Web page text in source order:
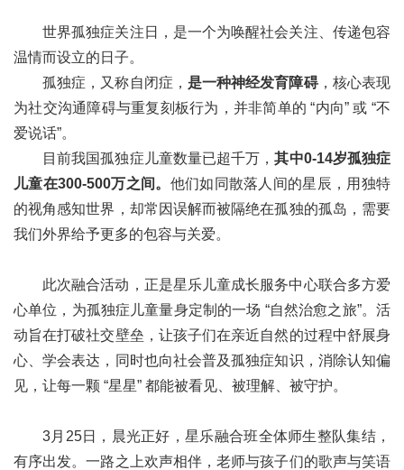
世界孤独症关注日，是一个为唤醒社会关注、传递包容
温情而设立的日子。
孤独症，又称自闭症， 是一种神经发育障碍，核心表现
为社交沟通障碍与重复刻板行为，并非简单的 “内向” 或 “不
爱说话”。
目前我国孤独症儿童数量已超千万，其中0-14岁孤独症
儿童在300-500万之间。 他们如同散落人间的星辰，用独特
的视角感知世界，却常因误解而被隔绝在孤独的孤岛，需要
我们外界给予更多的包容与关爱。
此次融合活动，正是星乐儿童成长服务中心联合多方爱
心单位，为孤独症儿童量身定制的一场 “自然治愈之旅”。活
动旨在打破社交壁垒，让孩子们在亲近自然的过程中舒展身
心、学会表达，同时也向社会普及孤独症知识，消除认知偏
见，让每一颗 “星星” 都能被看见、被理解、被守护。
3月25日，晨光正好，星乐融合班全体师生整队集结，
有序出发。一路之上欢声相伴，老师与孩子们的歌声与笑语